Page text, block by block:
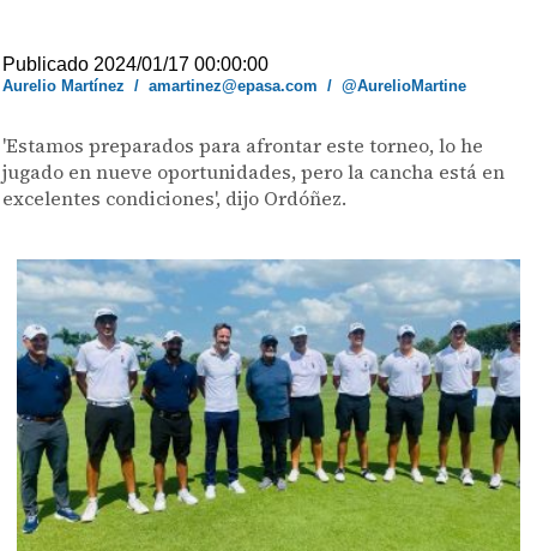
Publicado 2024/01/17 00:00:00
Aurelio Martínez /amartinez@epasa.com /@AurelioMartine
'Estamos preparados para afrontar este torneo, lo he
jugado en nueve oportunidades, pero la cancha está en
excelentes condiciones', dijo Ordóñez.